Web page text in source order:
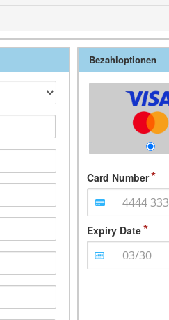
Bezahloptionen
Card Number
Expiry Date